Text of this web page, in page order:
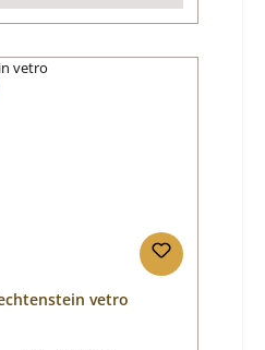
vetro